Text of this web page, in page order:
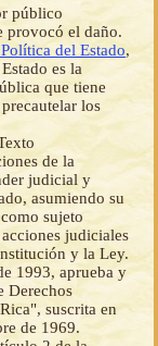
público
provocó el daño.
del Estado,
es la
que tiene
los
de la
judicial y
asumiendo su
sujeto
judiciales
y la Ley.
1993, aprueba y
Derechos
suscrita en
de 1969.